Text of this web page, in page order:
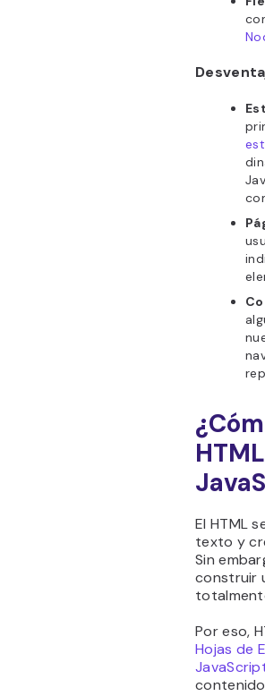
El HTML
texto y
Sin
construir
Por eso,
Hojas de